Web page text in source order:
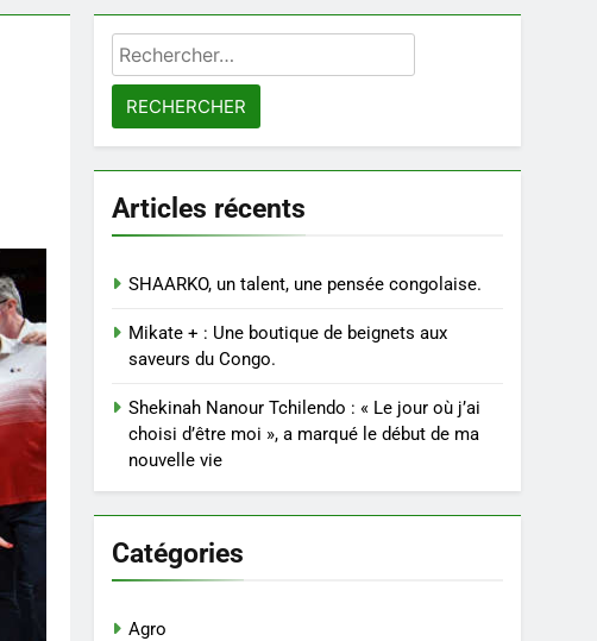
Rechercher :
Articles récents
SHAARKO, un talent, une pensée congolaise.
Mikate + : Une boutique de beignets aux
saveurs du Congo.
Shekinah Nanour Tchilendo : « Le jour où j’ai
choisi d’être moi », a marqué le début de ma
nouvelle vie
Catégories
Agro